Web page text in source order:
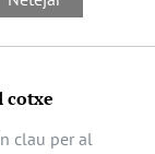
cotxe
clau per al